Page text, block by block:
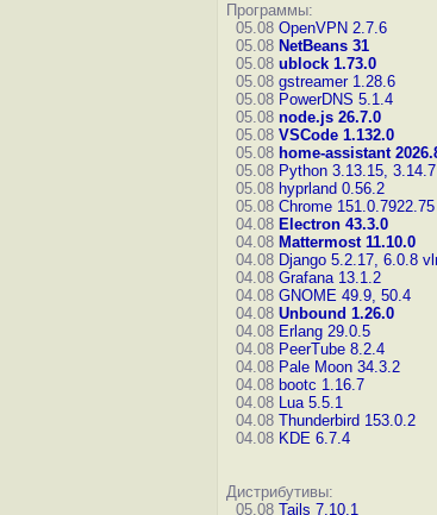
Программы:
05.08 OpenVPN 2.7.6
05.08 NetBeans 31
05.08 ublock 1.73.0
05.08 gstreamer 1.28.6
05.08 PowerDNS 5.1.4
05.08 node.js 26.7.0
05.08 VSCode 1.132.0
05.08 home-assistant
05.08 Python 3.13.15, 3.14.7
05.08 hyprland 0.56.2
05.08 Chrome 151.0.7922.75
04.08 Electron 43.3.0
04.08 Mattermost 11.10.0
04.08 Django 5.2.17, 6.0.8
04.08 Grafana 13.1.2
04.08 GNOME 49.9, 50.4
04.08 Unbound 1.26.0
04.08 Erlang 29.0.5
04.08 PeerTube 8.2.4
04.08 Pale Moon 34.3.2
04.08 bootc 1.16.7
04.08 Lua 5.5.1
04.08 Thunderbird 153.0.2
04.08 KDE 6.7.4
Дистрибутивы:
05.08 Tails 7.10.1